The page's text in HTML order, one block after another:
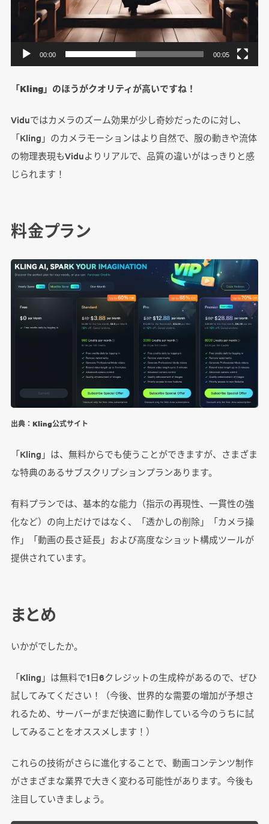
00:00 00:05
「Kling」のほうがクオリティが高いですね！
Viduではカメラのズーム効果が少し奇妙だったのに対し、
「Kling」のカメラモーションはより自然で、服の動きや流体
の物理表現もViduよりリアルで、品質の違いがはっきりと感
じられます！
料金プラン
出典：Kling公式サイト
「Kling」は、無料からでも使うことができますが、さまざま
な特典のあるサブスクリプションプランあります。
有料プランでは、基本的な能力（指示の再現性、一貫性の強
化など）の向上だけではなく、「透かしの削除」「カメラ操
作」「動画の長さ延長」および高度なショット構成ツールが
提供されています。
まとめ
いかがでしたか。
「Kling」は無料で1日6クレジットの生成枠があるので、ぜひ
試してみてください！（今後、世界的な需要の増加が予想さ
れるため、サーバーがまだ快適に動作している今のうちに試
してみることをオススメします！）
これらの技術がさらに進化することで、動画コンテンツ制作
がさまざまな業界で大きく変わる可能性があります。今後も
注目していきましょう。